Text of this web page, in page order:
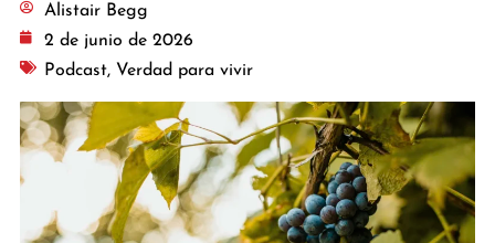
Alistair Begg
2 de junio de 2026
Podcast, Verdad para vivir